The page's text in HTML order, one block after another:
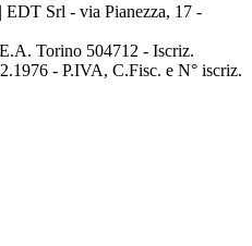
Srl - via Pianezza, 17 -
Torino 504712 - Iscriz.
- P.IVA, C.Fisc. e N° iscriz.